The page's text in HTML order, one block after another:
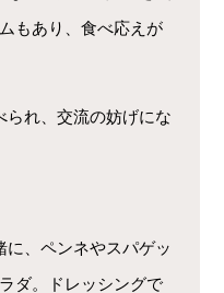
もあり、食べ応えが
られ、交流の妨げにな
に、ペンネやスパゲッ
ダ。ドレッシングで